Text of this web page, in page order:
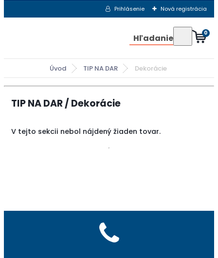
Prihlásenie Nová registrácia
Hľadanie 0
Úvod TIP NA DAR Dekorácie
TIP NA DAR / Dekorácie
V tejto sekcii nebol nájdený žiaden tovar.